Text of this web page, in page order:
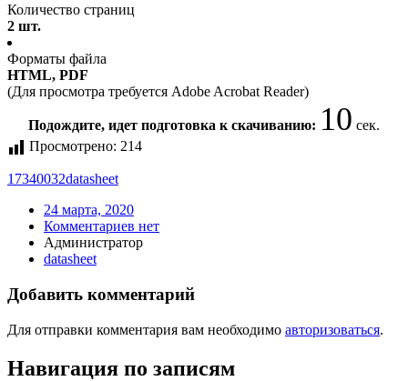
Количество страниц
2 шт.
Форматы файла
HTML, PDF
(Для просмотра требуется Adobe Acrobat Reader)
Подождите, идет подготовка к скачиванию:9сек.
Просмотрено: 214
17340032datasheet
24 марта, 2020
Комментариев нет
Администратор
datasheet
Добавить комментарий
Для отправки комментария вам необходимо авторизоваться.
Навигация по записям